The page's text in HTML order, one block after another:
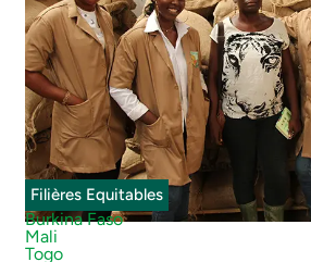
Filières Equitables
Burkina Faso
Mali
Togo